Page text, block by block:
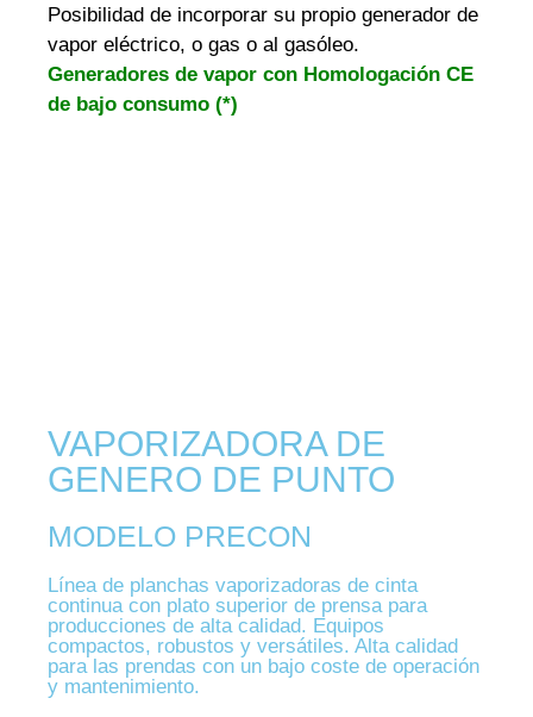
Posibilidad de incorporar su propio generador de
vapor eléctrico, o gas o al gasóleo.
Generadores de vapor con Homologación CE
de bajo consumo (*)
VAPORIZADORA DE
GENERO DE PUNTO
MODELO PRECON
Línea de planchas vaporizadoras de cinta
continua con plato superior de prensa para
producciones de alta calidad. Equipos
compactos, robustos y versátiles. Alta calidad
para las prendas con un bajo coste de operación
y mantenimiento.